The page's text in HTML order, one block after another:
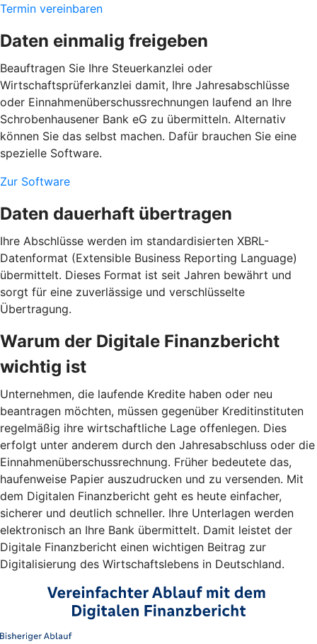
Termin vereinbaren
Daten einmalig freigeben
Beauftragen Sie Ihre Steuerkanzlei oder
Wirtschaftsprüferkanzlei damit, Ihre Jahresabschlüsse
oder Einnahmenüberschussrechnungen laufend an Ihre
Schrobenhausener Bank eG zu übermitteln. Alternativ
können Sie das selbst machen. Dafür brauchen Sie eine
spezielle Software.
Zur Software
Daten dauerhaft übertragen
Ihre Abschlüsse werden im standardisierten XBRL-
Datenformat (Extensible Business Reporting Language)
übermittelt. Dieses Format ist seit Jahren bewährt und
sorgt für eine zuverlässige und verschlüsselte
Übertragung.
Warum der Digitale Finanzbericht
wichtig ist
Unternehmen, die laufende Kredite haben oder neu
beantragen möchten, müssen gegenüber Kreditinstituten
regelmäßig ihre wirtschaftliche Lage offenlegen. Dies
erfolgt unter anderem durch den Jahresabschluss oder die
Einnahmenüberschussrechnung. Früher bedeutete das,
haufenweise Papier auszudrucken und zu versenden. Mit
dem Digitalen Finanzbericht geht es heute einfacher,
sicherer und deutlich schneller. Ihre Unterlagen werden
elektronisch an Ihre Bank übermittelt. Damit leistet der
Digitale Finanzbericht einen wichtigen Beitrag zur
Digitalisierung des Wirtschaftslebens in Deutschland.